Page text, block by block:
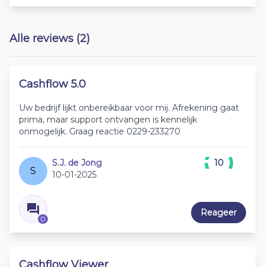
Alle reviews (2)
Cashflow 5.0
Uw bedrijf lijkt onbereikbaar voor mij. Afrekening gaat
prima, maar support ontvangen is kennelijk
onmogelijk. Graag reactie 0229-233270
S
S.J. de Jong
10-01-2025
0
10
Reageer